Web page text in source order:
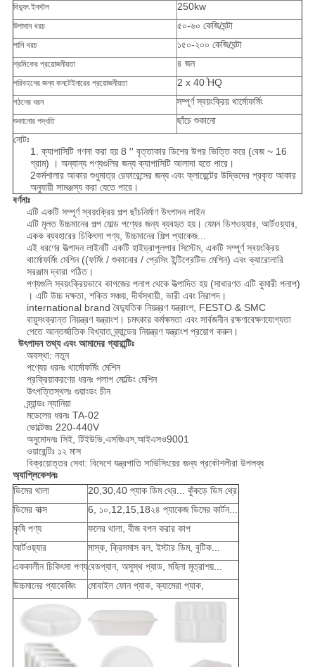
বিদ্যুৎ ইনস্টল 250kw
উপাদান খরচ ৫০-৬০ কেজি/ঘন্টা
পানি খরচ ১৫০-২০০ কেজি/ঘন্টা
শ্রমিকের প্রয়োজনীয়তা ৪ জন
পরিবহনের জন্য কনটেইনারের প্রয়োজনীয়তা 2 x 40 ̊HQ
গঠনের ধরন সম্পূর্ণ স্বয়ংক্রিয় থার্মোফর্মিং
শুকানোর পদ্ধতি
ছাঁচে শুকানো
নোটঃ
1. ক্যাপাসিটি গণনা করা হয় 8 ′′ বৃত্তাকার ডিশের উপর ভিত্তি করে (বেজ ~ 16
গ্রাম) । অন্যান্য পণ্যগুলির জন্য ক্যাপাসিটি আলাদা হতে পারে।
2কর্মশালার আকার শুধুমাত্র রেফারেন্সের জন্য এবং ক্লায়েন্টের উদ্ভিদের প্রকৃত আকার
অনুযায়ী সামঞ্জস্য করা যেতে পারে।
বর্ণনাঃ
এটি একটি সম্পূর্ণ স্বয়ংক্রিয় পল্প ছাঁচনির্মাণ উৎপাদন লাইন
এটি মূলত উচ্চমানের পল্প মোল্ড পণ্যের জন্য ব্যবহৃত হয়। যেমন ডিশওয়্যার, আর্টওয়্যার,
একক ব্যবহারের চিকিৎসা পণ্য, উচ্চমানের শিল্প প্যাকেজ...
এই ধরণের উত্পাদন লাইনটি একটি হাইড্রাপুলপার সিস্টেম, একটি সম্পূর্ণ স্বয়ংক্রিয়
থার্মোফর্মিং মেশিন ((ফর্মিং / শুকানোর / প্রেসিং ইন্টিগ্রেটিভ মেশিন) এবং ক্যারোলারি
সরঞ্জাম দ্বারা গঠিত।
পণ্যগুলি স্বয়ংক্রিয়ভাবে কাগজের পলাপ থেকে উত্পাদিত হয় (সাধারণত এটি কুমারী পলাপ)
। এটি উচ্চ দক্ষতা, শক্তি সঞ্চয়, দীর্ঘস্থায়ী, ভারী এবং নিরাপদ।
international brand বৈদ্যুতিক নিয়ন্ত্রণ যন্ত্রাংশ, FESTO & SMC
বায়ুসংক্রান্ত নিয়ন্ত্রণ যন্ত্রাংশ। চমৎকার কর্মক্ষমতা এবং সার্বজনীন রক্ষণাবেক্ষণযোগ্যতা
পেতে আন্তর্জাতিক বিখ্যাত ব্র্যান্ডের নিয়ন্ত্রণ যন্ত্রাংশ প্রয়োগ করুন।
উৎপাদন তথ্য এবং আমাদের গ্যারান্টিঃ
অবস্থা: নতুন
পণ্যের ধরনঃ থার্মোফর্মিং মেশিন
প্রক্রিয়াকরণের ধরনঃ পলাপ মোল্ডিং মেশিন
উৎপত্তিস্থলঃ গুয়াংডং চীন
ব্র্যান্ডঃ ন্যানিয়া
মডেলের ধরনঃ TA-02
ভোল্টেজঃ 220-440V
অনুমোদনঃ সিই, টিইউভি,এসজিএস,আইএসও9001
ওয়ারেন্টিঃ ১২ মাস
বিক্রয়োত্তর সেবা: বিদেশে যন্ত্রপাতি সার্ভিসিংয়ের জন্য প্রকৌশলীরা উপলব্ধ
অ্যাপ্লিকেশনঃ
ডিমের থালা
20,30,40 প্যাক ডিম থ্রে... কুঁকড়ে ডিম থ্রে
ডিমের বাক্স
6, ১০,12,15,18২৪ প্যাকেজ ডিমের কার্টন...
কৃষি পণ্য
ফলের থালা, বীজ বপন করার কাপ
আর্টওয়্যার
মাস্ক, ক্রিসমাস বল, ইস্টার ডিম, বুটিক...
এককালীন চিকিৎসা পণ্যবেডপ্যান, অসুস্থ প্যাড, মহিলা মূত্রাশয়...
উচ্চমানের প্যাকেজিং
মোবাইল ফোন প্যাক, ক্যামেরা প্যাক,